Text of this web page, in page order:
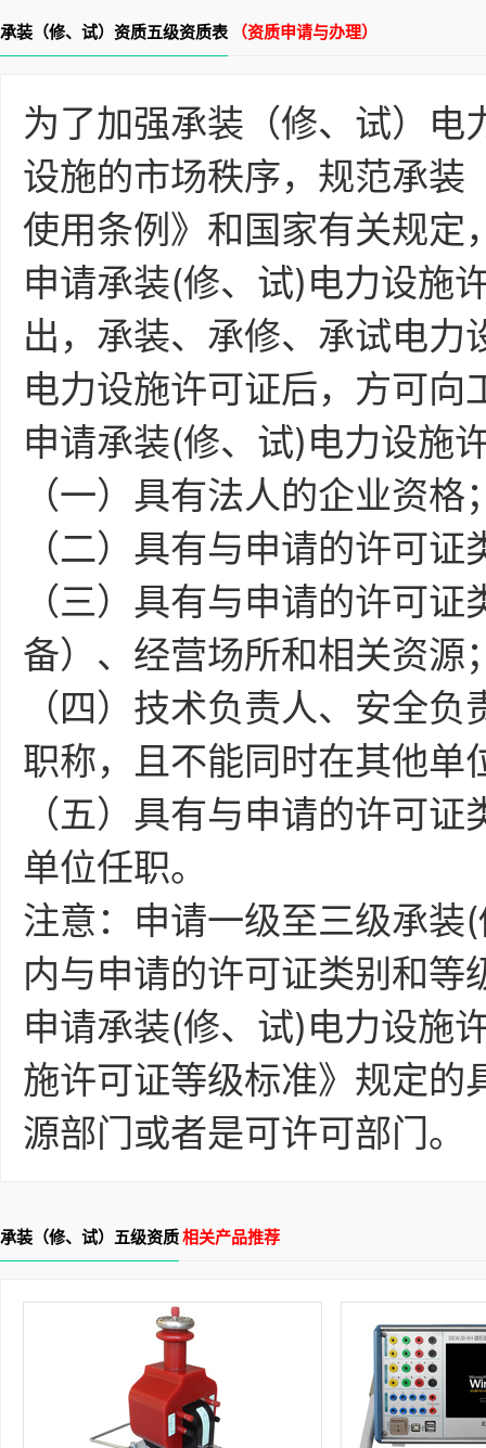
承装（修、试）资质五级资质表（资质申请与办理）
为了加强承装（修、试）电
设施的市场秩序，规范承装
使用条例》和国家有关规定
申请承装(修、试)电力设施
出，承装、承修、承试电
电力设施许可证后，方可
申请承装(修、试)电力设施
（一）具有法人的企业资格
（二）具有与申请的许可
（三）具有与申请的许可
备）、经营场所和相关资源
（四）技术负责人、安全
职称，且不能同时在其他单
（五）具有与申请的许可
单位任职。
注意：申请一级至三级承装
内与申请的许可证类别和等
申请承装(修、试)电力设施
施许可证等级标准》规定的
源部门或者是可许可部门。
承装（修、试）五级资质相关产品推荐